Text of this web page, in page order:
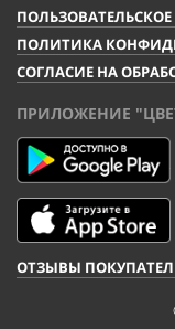
ПОЛИТИКА
СОГЛАСИЕ НА
ПРИЛОЖЕНИЕ
ОТЗЫВЫ